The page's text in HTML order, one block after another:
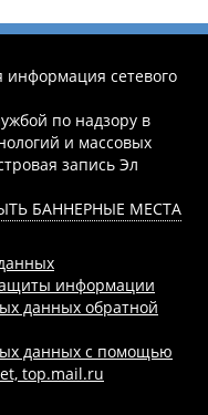
информация сетевого
по надзору в
и массовых
запись Эл
БАННЕРНЫЕ МЕСТА
информации
данных обратной
данных с помощью
top.mail.ru